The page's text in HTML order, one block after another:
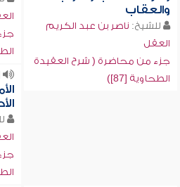
والعقاب
للشيخ: ناصر بن عبد الكريم
العقل
جزء من محاضرة ( شرح العقيدة
الطحاوية [87])